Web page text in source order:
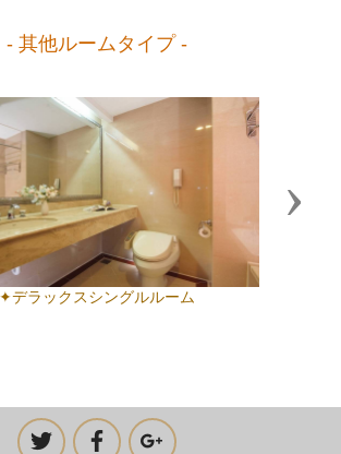
- 其他ルームタイプ -
✦デラックスシングルルーム
Next